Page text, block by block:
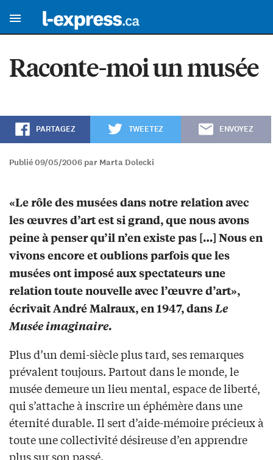
Raconte-moi un musée
PARTAGEZ TWEETEZ ENVOYEZ
Publié 09/05/2006 par Marta Dolecki
«Le rôle des musées dans notre relation avec
les œuvres d’art est si grand, que nous avons
peine à penser qu’il n’en existe pas […] Nous en
vivons encore et oublions parfois que les
musées ont imposé aux spectateurs une
relation toute nouvelle avec l’œuvre d’art»,
écrivait André Malraux, en 1947, dansLe
Musée imaginaire.
Plus d’un demi-siècle plus tard, ses remarques
prévalent toujours. Partout dans le monde, le
musée demeure un lieu mental, espace de liberté,
qui s’attache à inscrire un éphémère dans une
éternité durable. Il sert d’aide-mémoire précieux à
toute une collectivité désireuse d’en apprendre
plus sur son passé.